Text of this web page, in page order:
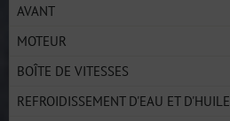
AVANT
MOTEUR
BOÎTE DE VITESSES
REFROIDISSEMENT D'EAU ET D'HUILE